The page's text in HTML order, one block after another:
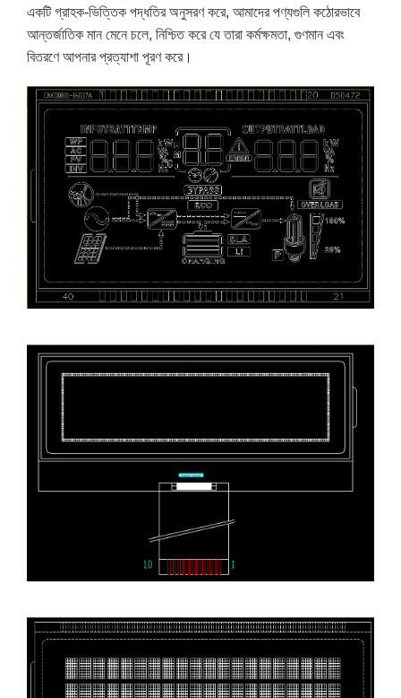
একটি গ্রাহক-ভিত্তিক পদ্ধতির অনুসরণ করে, আমাদের পণ্যগুলি কঠোরভাবে
আন্তর্জাতিক মান মেনে চলে, নিশ্চিত করে যে তারা কর্মক্ষমতা, গুণমান এবং
বিতরণে আপনার প্রত্যাশা পূরণ করে।